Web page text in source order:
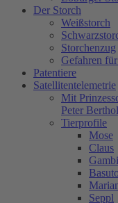
Der Storch
Weißstorch
Storchenzug
Gefahren
Patentiere
Satellitentelemetrie
Mit
Peter
Tierprofile
Mose
Claus
Seppl